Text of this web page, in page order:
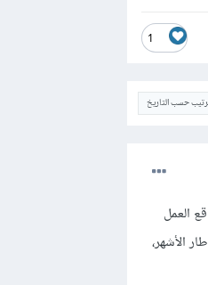
1
حسب التاريخ
العمل
الأشهر،